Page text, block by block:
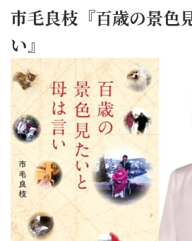
市毛良枝『百歳の景色
い』